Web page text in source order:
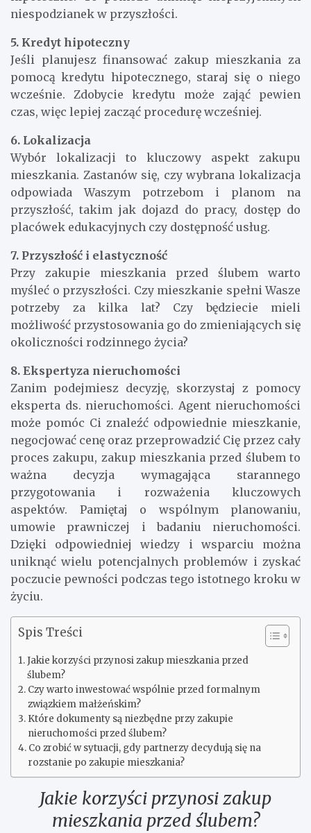
niespodzianek w przyszłości.
5. Kredyt hipoteczny
Jeśli planujesz finansować zakup mieszkania za
pomocą kredytu hipotecznego, staraj się o niego
wcześnie. Zdobycie kredytu może zająć pewien
czas, więc lepiej zacząć procedurę wcześniej.
6. Lokalizacja
Wybór lokalizacji to kluczowy aspekt zakupu
mieszkania. Zastanów się, czy wybrana lokalizacja
odpowiada Waszym potrzebom i planom na
przyszłość, takim jak dojazd do pracy, dostęp do
placówek edukacyjnych czy dostępność usług.
7. Przyszłość i elastyczność
Przy zakupie mieszkania przed ślubem warto
myśleć o przyszłości. Czy mieszkanie spełni Wasze
potrzeby za kilka lat? Czy będziecie mieli
możliwość przystosowania go do zmieniających się
okoliczności rodzinnego życia?
8. Ekspertyza nieruchomości
Zanim podejmiesz decyzję, skorzystaj z pomocy
eksperta ds. nieruchomości. Agent nieruchomości
może pomóc Ci znaleźć odpowiednie mieszkanie,
negocjować cenę oraz przeprowadzić Cię przez cały
proces zakupu, zakup mieszkania przed ślubem to
ważna decyzja wymagająca starannego
przygotowania i rozważenia kluczowych
aspektów. Pamiętaj o wspólnym planowaniu,
umowie prawniczej i badaniu nieruchomości.
Dzięki odpowiedniej wiedzy i wsparciu można
uniknąć wielu potencjalnych problemów i zyskać
poczucie pewności podczas tego istotnego kroku w
życiu.
Spis Treści
Jakie korzyści przynosi zakup mieszkania przed
ślubem?
Czy warto inwestować wspólnie przed formalnym
związkiem małżeńskim?
Które dokumenty są niezbędne przy zakupie
nieruchomości przed ślubem?
Co zrobić w sytuacji, gdy partnerzy decydują się na
rozstanie po zakupie mieszkania?
Jakie korzyści przynosi zakup
mieszkania przed ślubem?